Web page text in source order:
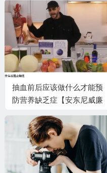
抽血前后应该做什么才能预
防营养缺乏症【安东尼威廉